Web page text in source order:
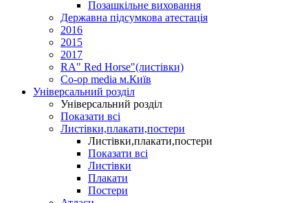
Позашкільне виховання
Державна підсумкова атестація
2016
2015
2017
RA" Red Horse"(листівки)
Co-op media м.Київ
Універсальний розділ
Універсальний розділ
Показати всі
Листівки,плакати,постери
Листівки,плакати,постери
Показати всі
Листівки
Плакати
Постери